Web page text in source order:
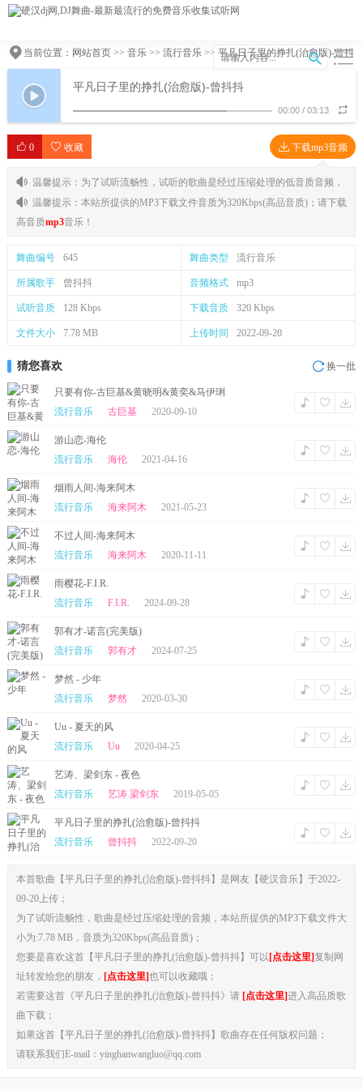
当前位置： 网站首页>> 音乐>> 流行音乐>> 平凡日子里的挣扎(治愈版)-曾抖
平凡日子里的挣扎(治愈版)-曾抖抖
00:00 /03:13
0 收藏 下载mp3音频
温馨提示：为了试听流畅性，试听的歌曲是经过压缩处理的低音质音频，
温馨提示：本站所提供的MP3下载文件音质为320Kbps(高品音质)；请下载
高音质mp3音乐！
舞曲编号 645 舞曲类型 流行音乐
所属歌手 曾抖抖 音频格式 mp3
试听音质 128 Kbps 下载音质 320 Kbps
文件大小 7.78 MB 上传时间 2022-09-20
猜您喜欢 换一批
只要有你-古巨基&黄晓明&黄奕&马伊琍
流行音乐
古巨基 2020-09-10
游山恋-海伦
流行音乐
海伦 2021-04-16
烟雨人间-海来阿木
流行音乐
海来阿木 2021-05-23
不过人间-海来阿木
流行音乐
海来阿木 2020-11-11
雨樱花-F.I.R.
流行音乐
F.I.R. 2024-09-28
郭有才-诺言(完美版)
流行音乐
郭有才 2024-07-25
梦然 - 少年
流行音乐
梦然 2020-03-30
Uu - 夏天的风
流行音乐
Uu 2020-04-25
艺涛、梁剑东 - 夜色
流行音乐
艺涛.梁剑东 2019-05-05
平凡日子里的挣扎(治愈版)-曾抖抖
流行音乐
曾抖抖 2022-09-20
本首歌曲【平凡日子里的挣扎(治愈版)-曾抖抖】是网友【硬汉音乐】于2022-
09-20上传；
为了试听流畅性，歌曲是经过压缩处理的音频，本站所提供的MP3下载文件大
小为:7.78 MB，音质为320Kbps(高品音质)；
您要是喜欢这首【平凡日子里的挣扎(治愈版)-曾抖抖】可以 [点击这里]复制网
址转发给您的朋友， [点击这里]也可以收藏哦；
若需要这首《平凡日子里的挣扎(治愈版)-曾抖抖》请 [点击这里]进入高品质歌
曲下载；
如果这首【平凡日子里的挣扎(治愈版)-曾抖抖】歌曲存在任何版权问题；
请联系我们E-mail：yinghanwangluo@qq.com